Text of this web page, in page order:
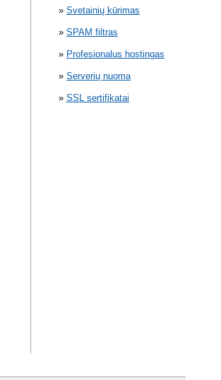
Svetainių kūrimas
SPAM filtras
Profesionalus hostingas
Serverių nuoma
SSL sertifikatai